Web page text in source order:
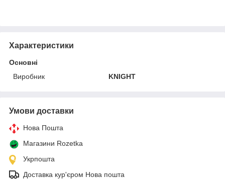
Характеристики
Основні
Виробник
KNIGHT
Умови доставки
Нова Пошта
Магазини Rozetka
Укрпошта
Доставка кур'єром Нова пошта